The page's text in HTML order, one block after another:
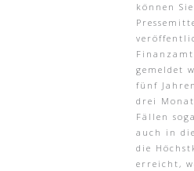
können
gemeldet
fünf
drei
Fällen
auch in
die
erreicht,